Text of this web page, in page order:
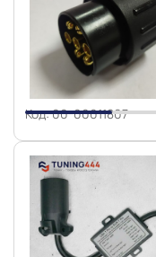
Slide 1 of 2
Код: 00-00011807
Slide 1 of 2